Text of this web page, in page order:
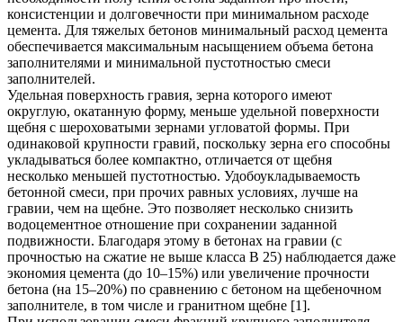
консистенции и долговечности при минимальном расходе
цемента. Для тяжелых бетонов минимальный расход цемента
обеспечивается максимальным насыщением объема бетона
заполнителями и минимальной пустотностью смеси
заполнителей.
Удельная поверхность гравия, зерна которого имеют
округлую, окатанную форму, меньше удельной поверхности
щебня с шероховатыми зернами угловатой формы. При
одинаковой крупности гравий, поскольку зерна его способны
укладываться более компактно, отличается от щебня
несколько меньшей пустотностью. Удобоукладываемость
бетонной смеси, при прочих равных условиях, лучше на
гравии, чем на щебне. Это позволяет несколько снизить
водоцементное отношение при сохранении заданной
подвижности. Благодаря этому в бетонах на гравии (с
прочностью на сжатие не выше класса В 25) наблюдается даже
экономия цемента (до 10–15%) или увеличение прочности
бетона (на 15–20%) по сравнению с бетоном на щебеночном
заполнителе, в том числе и гранитном щебне [1].